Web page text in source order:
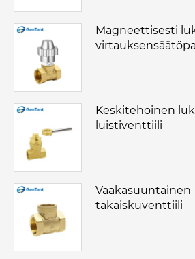
Magneettisesti
Keskitehoinen
luistiventtiili
Vaakasuuntainen
takaiskuventtiili